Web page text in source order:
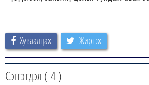
Хуваалцах Жиргэх
Сэтгэгдэл (4)